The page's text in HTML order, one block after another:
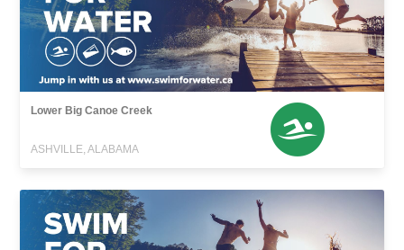
Lower Big Canoe Creek
ASHVILLE, ALABAMA